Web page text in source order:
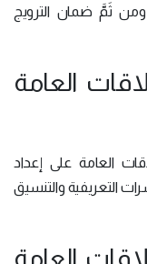
ثَمَّ ضمان الترويج
العامة
العامة على إعداد
التعريفية والتنسيق
العامة